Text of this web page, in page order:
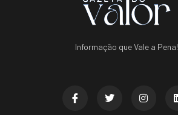
Informação que Vale a Pena!